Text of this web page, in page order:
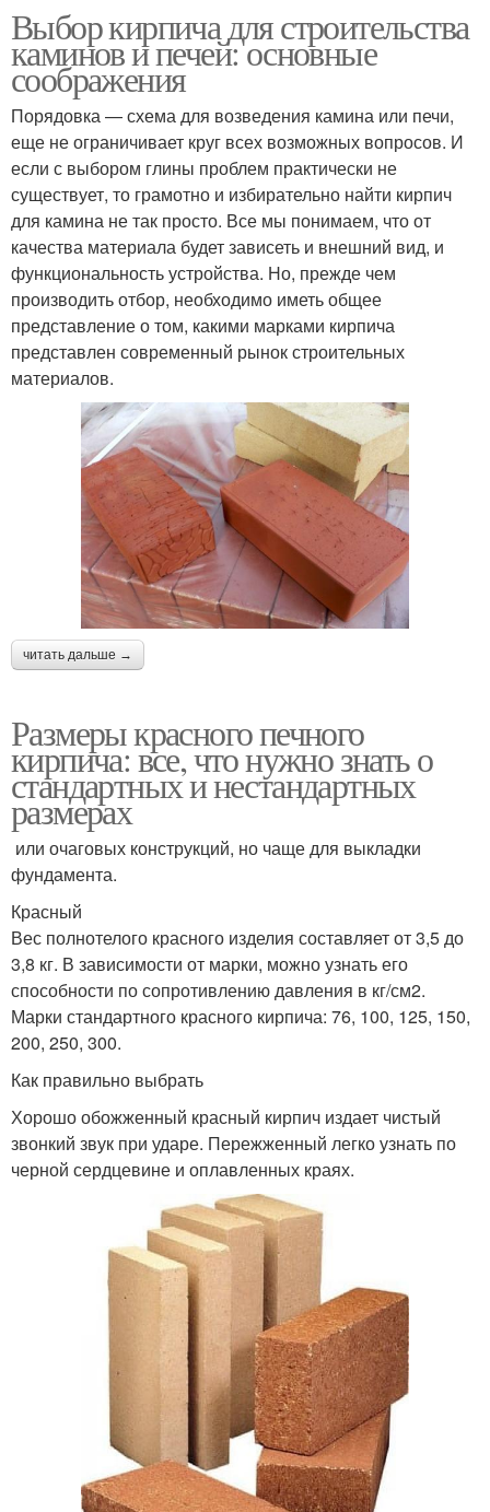
Выбор кирпича для строительства
каминов и печей: основные
соображения
Порядовка — схема для возведения камина или печи,
еще не ограничивает круг всех возможных вопросов. И
если с выбором глины проблем практически не
существует, то грамотно и избирательно найти кирпич
для камина не так просто. Все мы понимаем, что от
качества материала будет зависеть и внешний вид, и
функциональность устройства. Но, прежде чем
производить отбор, необходимо иметь общее
представление о том, какими марками кирпича
представлен современный рынок строительных
материалов.
читать дальше →
Размеры красного печного
кирпича: все, что нужно знать о
стандартных и нестандартных
размерах
или очаговых конструкций, но чаще для выкладки
фундамента.
Красный
Вес полнотелого красного изделия составляет от 3,5 до
3,8 кг. В зависимости от марки, можно узнать его
способности по сопротивлению давления в кг/см2.
Марки стандартного красного кирпича: 76, 100, 125, 150,
200, 250, 300.
Как правильно выбрать
Хорошо обожженный красный кирпич издает чистый
звонкий звук при ударе. Пережженный легко узнать по
черной сердцевине и оплавленных краях.